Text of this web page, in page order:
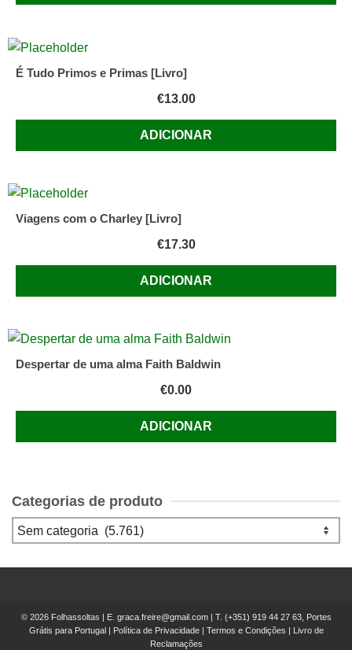
É Tudo Primos e Primas [Livro]
€13.00
ADICIONAR
Viagens com o Charley [Livro]
€17.30
ADICIONAR
Despertar de uma alma Faith Baldwin
€0.00
ADICIONAR
Categorias de produto
© 2026 Folhassoltas | E. graca.freire@gmail.com| T. (+351) 919 44 27 63, Portes
Grátis para Portugal | Política de Privacidade| Termos e Condições | Livro de
Reclamações